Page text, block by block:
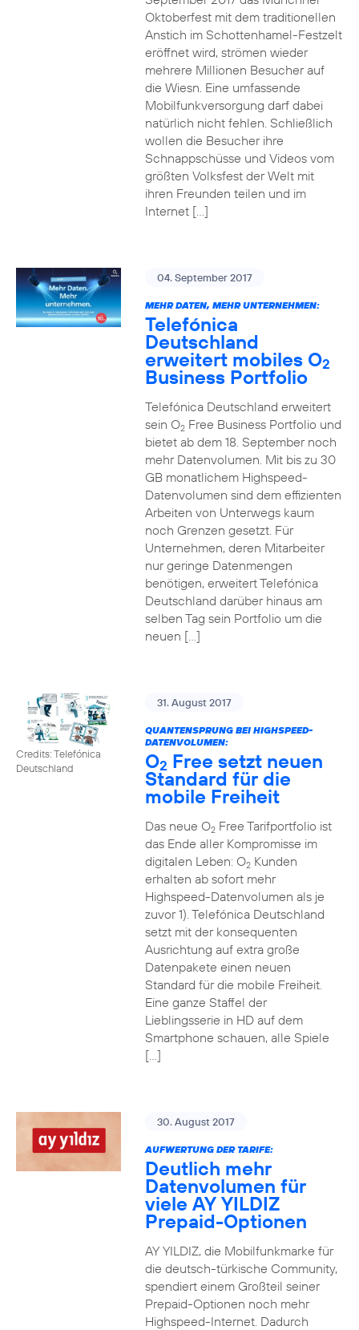
Oktoberfest mit dem traditionellen
Anstich im Schottenhamel-Festzelt
eröffnet wird, strömen wieder
mehrere Millionen Besucher auf
die Wiesn. Eine umfassende
Mobilfunkversorgung darf dabei
natürlich nicht fehlen. Schließlich
wollen die Besucher ihre
Schnappschüsse und Videos vom
größten Volksfest der Welt mit
ihren Freunden teilen und im
Internet […]
04. September 2017
MEHR DATEN, MEHR UNTERNEHMEN:
Telefónica
Deutschland
erweitert mobiles O2
Business Portfolio
Telefónica Deutschland erweitert
sein O2Free Business Portfolio und
bietet ab dem 18. September noch
mehr Datenvolumen. Mit bis zu 30
GB monatlichem Highspeed-
Datenvolumen sind dem effizienten
Arbeiten von Unterwegs kaum
noch Grenzen gesetzt. Für
Unternehmen, deren Mitarbeiter
nur geringe Datenmengen
benötigen, erweitert Telefónica
Deutschland darüber hinaus am
selben Tag sein Portfolio um die
neuen […]
Credits: Telefónica
Deutschland
31. August 2017
QUANTENSPRUNG BEI HIGHSPEED-
DATENVOLUMEN:
O2 Free setzt neuen
Standard für die
mobile Freiheit
Das neue O2Free Tarifportfolio ist
das Ende aller Kompromisse im
digitalen Leben: O2Kunden
erhalten ab sofort mehr
Highspeed-Datenvolumen als je
zuvor 1). Telefónica Deutschland
setzt mit der konsequenten
Ausrichtung auf extra große
Datenpakete einen neuen
Standard für die mobile Freiheit.
Eine ganze Staffel der
Lieblingsserie in HD auf dem
Smartphone schauen, alle Spiele
[…]
30. August 2017
AUFWERTUNG DER TARIFE:
Deutlich mehr
Datenvolumen für
viele AY YILDIZ
Prepaid-Optionen
AY YILDIZ, die Mobilfunkmarke für
die deutsch-türkische Community,
spendiert einem Großteil seiner
Prepaid-Optionen noch mehr
Highspeed-Internet. Dadurch